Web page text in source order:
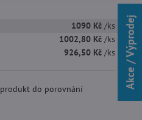
1090 Kč /ks
1002,80 Kč /ks
926,50 Kč /ks Akce / Výprodej